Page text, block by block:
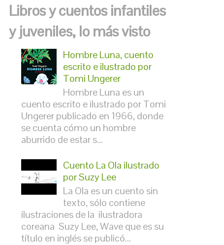
Libros y cuentos infantiles
y juveniles, lo más visto
Hombre Luna, cuento
escrito e ilustrado por
Tomi Ungerer
Hombre Luna es un
cuento escrito e ilustrado por Tomi
Ungerer publicado en 1966, donde
se cuenta cómo un hombre
aburrido de estar s...
Cuento La Ola ilustrado
por Suzy Lee
La Ola es un cuento sin
texto, sólo contiene
ilustraciones de la ilustradora
coreana Suzy Lee, Wave que es su
título en inglés se publicó...